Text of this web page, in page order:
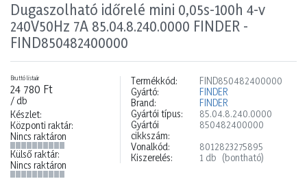
Dugaszolható időrelé mini 0,05s-100h 4-v
240V50Hz 7A 85.04.8.240.0000 FINDER -
FIND850482400000
Bruttó listaár
24 780 Ft
/ db
Készlet:
Központi raktár:
Nincs raktáron
Külső raktár:
Nincs raktáron
Termékkód:
FIND850482400000
Gyártó:
FINDER
Brand:
FINDER
Gyártói típus:
85.04.8.240.0000
Gyártói
cikkszám:
850482400000
Vonalkód:
8012823275895
Kiszerelés:
1 db (bontható)